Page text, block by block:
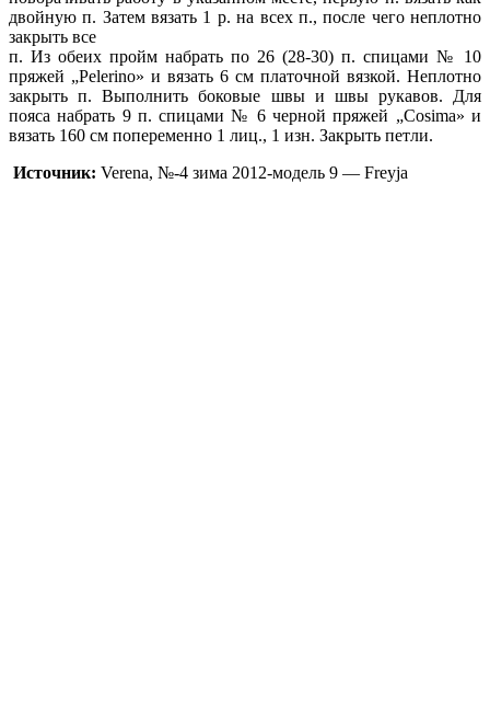
двойную п. Затем вязать 1 р. на всех п., после чего неплотно
закрыть все
п. Из обеих пройм набрать по 26 (28-30) п. спицами № 10
пряжей „Pelerino» и вязать 6 см платочной вязкой. Неплотно
закрыть п. Выполнить боковые швы и швы рукавов. Для
пояса набрать 9 п. спицами № 6 черной пряжей „Cosima» и
вязать 160 см попеременно 1 лиц., 1 изн. Закрыть петли.
Источник: Verena, №-4 зима 2012-модель 9 — Freyja